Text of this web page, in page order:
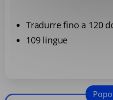
Tradurre fino a 120
109 lingue